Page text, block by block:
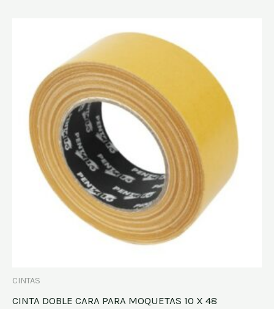
CINTAS
CINTA DOBLE CARA PARA MOQUETAS 10 X 48